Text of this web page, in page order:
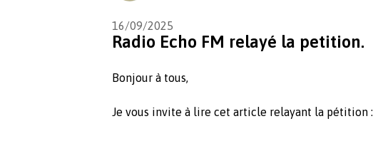
16/09/2025
Radio Echo FM relayé la petition.
Bonjour à tous,
Je vous invite à lire cet article relayant la pétition :